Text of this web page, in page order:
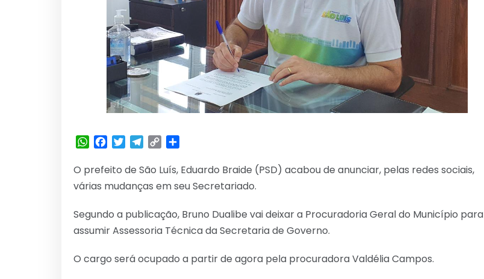
WhatsApp
Facebook
TwitterTelegram
Copy
O prefeito de São Luís, Eduardo Braide (PSD) acabou de anunciar, pelas redes sociais,
várias mudanças em seu Secretariado.
Segundo a publicação, Bruno Dualibe vai deixar a Procuradoria Geral do Município para
assumir Assessoria Técnica da Secretaria de Governo.
O cargo será ocupado a partir de agora pela procuradora Valdélia Campos.